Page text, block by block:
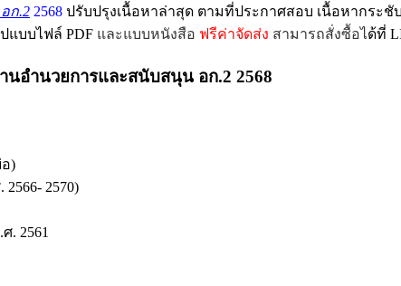
ก.2 2568 ปรับปรุงเนื้อหาล่าสุด ตามที่ประกาศสอบ เนื้อหากระชั
แบบไฟล์ PDF และแบบหนังสือ ฟรีค่าจัดส่ง สามารถสั่งซื้อได้ที่
นอำนวยการและสนับสนุน อก.2 2568
)
2570)
. 2561